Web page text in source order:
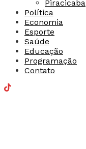
Piracicaba
Política
Economia
Esporte
Saúde
Educação
Programação
Contato